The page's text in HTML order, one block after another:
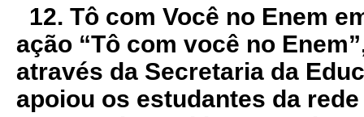
12. Tô com Você no Enem
ação “Tô com você no
através da Secretaria da
apoiou os estudantes da